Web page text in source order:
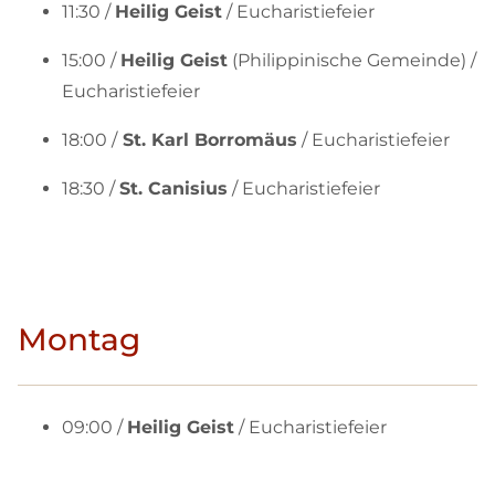
11:30 / Heilig Geist / Eucharistiefeier
15:00 / Heilig Geist (Philippinische Gemeinde) /
Eucharistiefeier
18:00 /St. Karl Borromäus / Eucharistiefeier
18:30 /St. Canisius / Eucharistiefeier
Montag
09:00 / Heilig Geist / Eucharistiefeier